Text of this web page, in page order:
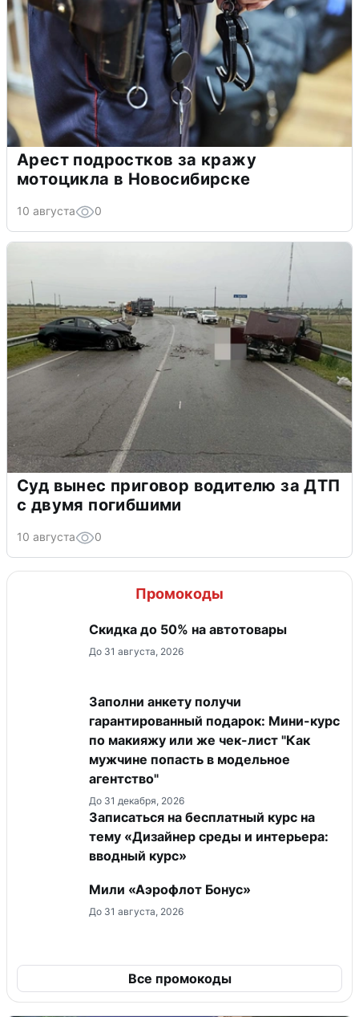
Арест подростков за кражу
мотоцикла в Новосибирске
10 августа 0
Суд вынес приговор водителю за ДТП
с двумя погибшими
10 августа 0
Промокоды
Скидка до 50% на автотовары
До 31 августа, 2026
Заполни анкету получи
гарантированный подарок: Мини-курс
по макияжу или же чек-лист "Как
мужчине попасть в модельное
агентство"
До 31 декабря, 2026
Записаться на бесплатный курс на
тему «Дизайнер среды и интерьера:
вводный курс»
Мили «Аэрофлот Бонус»
До 31 августа, 2026
Все промокоды